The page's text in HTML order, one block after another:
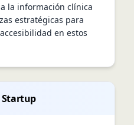
la información clínica
estratégicas para
en estos